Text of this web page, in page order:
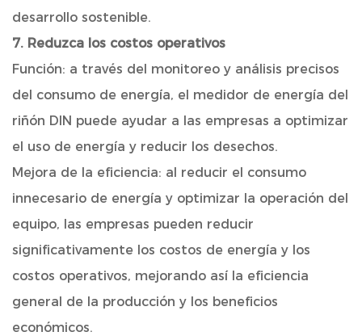
desarrollo sostenible.
7. Reduzca los costos operativos
Función: a través del monitoreo y análisis precisos
del consumo de energía, el medidor de energía del
riñón DIN puede ayudar a las empresas a optimizar
el uso de energía y reducir los desechos.
Mejora de la eficiencia: al reducir el consumo
innecesario de energía y optimizar la operación del
equipo, las empresas pueden reducir
significativamente los costos de energía y los
costos operativos, mejorando así la eficiencia
general de la producción y los beneficios
económicos.